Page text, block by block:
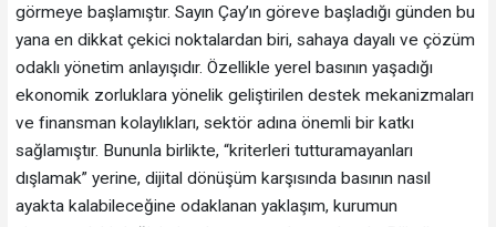
görmeye başlamıştır. Sayın Çay’ın göreve başladığı günden bu
yana en dikkat çekici noktalardan biri, sahaya dayalı ve çözüm
odaklı yönetim anlayışıdır. Özellikle yerel basının yaşadığı
ekonomik zorluklara yönelik geliştirilen destek mekanizmaları
ve finansman kolaylıkları, sektör adına önemli bir katkı
sağlamıştır. Bununla birlikte, “kriterleri tutturamayanları
dışlamak” yerine, dijital dönüşüm karşısında basının nasıl
ayakta kalabileceğine odaklanan yaklaşım, kurumun